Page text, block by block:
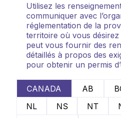
Utilisez les
communiquer avec
réglementation de la
territoire où vous
peut vous fournir des
détaillés à propos des
pour obtenir un permis
CANADA AB
NL
NS NT